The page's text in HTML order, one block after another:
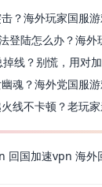
线？别慌，用对
回国加速vpn 海外